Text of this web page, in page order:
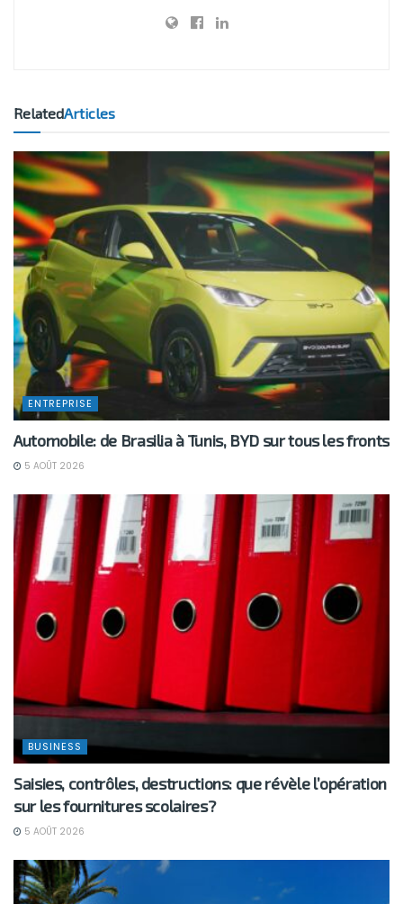
RelatedArticles
ENTREPRISE
Automobile: de Brasilia à Tunis, BYD sur tous les fronts
5 AOÛT 2026
BUSINESS
Saisies, contrôles, destructions: que révèle l’opération
sur les fournitures scolaires?
5 AOÛT 2026